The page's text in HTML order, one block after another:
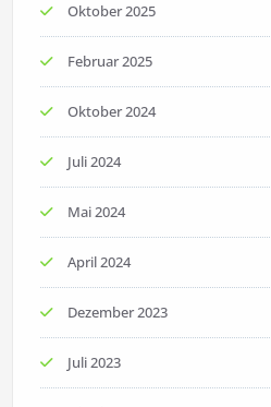
Oktober 2025
Februar 2025
Oktober 2024
Juli 2024
Mai 2024
April 2024
Dezember 2023
Juli 2023